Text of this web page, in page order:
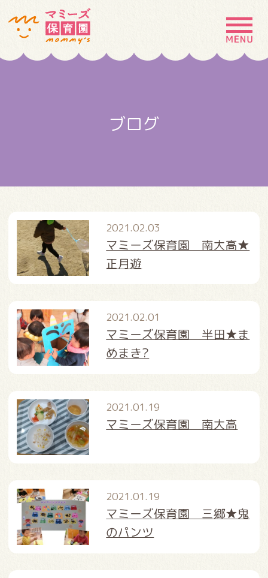
MENU
採用情報 お問い合わせ
ブログ
2021.02.03
マミーズ保育園 南大高★
正月遊
2021.02.01
マミーズ保育園 半田★ま
めまき?
2021.01.19
マミーズ保育園 南大高
2021.01.19
マミーズ保育園 三郷★鬼
のパンツ